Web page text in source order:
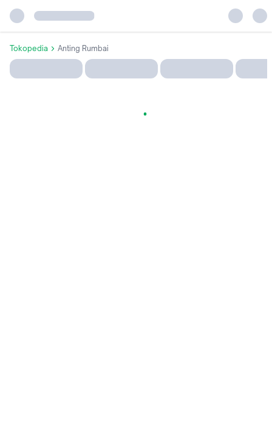
Tokopedia Anting Rumbai